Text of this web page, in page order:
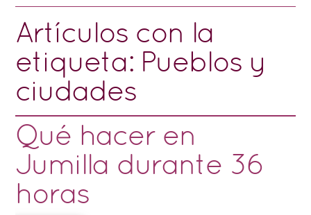
Artículos con la
etiqueta: Pueblos y
ciudades
Qué hacer en
Jumilla durante 36
horas